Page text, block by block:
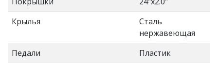
Крылья
Сталь
нержавеющая
Педали
Пластик